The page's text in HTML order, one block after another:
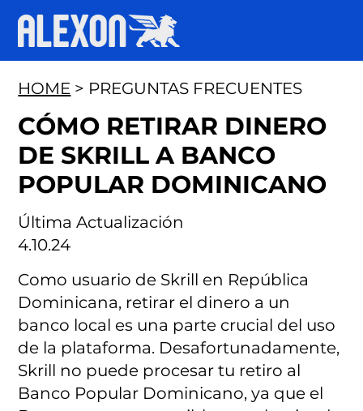
Última Actualización
4.10.24
HOME > PREGUNTAS FRECUENTES
CÓMO RETIRAR DINERO
DE SKRILL A BANCO
POPULAR DOMINICANO
Como usuario de Skrill en República
Dominicana, retirar el dinero a un
banco local es una parte crucial del uso
de la plataforma. Desafortunadamente,
Skrill no puede procesar tu retiro al
Banco Popular Dominicano, ya que el